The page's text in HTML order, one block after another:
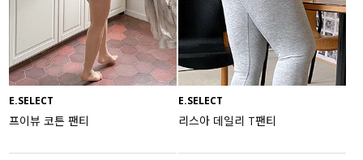
E.SELECT
프이뷰 코튼 팬티
E.SELECT
리스아 데일리 T팬티